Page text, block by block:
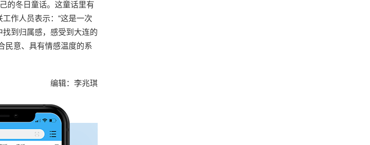
的冬日童话。这童话里有
作人员表示：“这是一次
到归属感，感受到大连的
民意、具有情感温度的系
编辑：李兆琪